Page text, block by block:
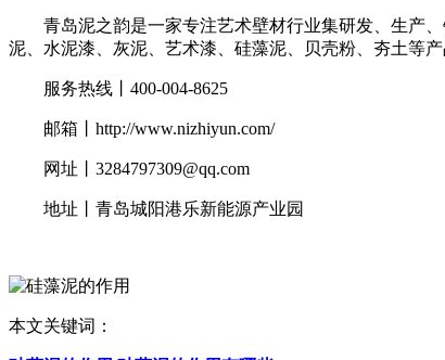
青岛泥之韵是一家专注艺术壁材行业集研发、生产、
泥、水泥漆、灰泥、艺术漆、硅藻泥、贝壳粉、夯土等
服务热线丨400-004-8625
邮箱丨http://www.nizhiyun.com/
网址丨3284797309@qq.com
地址丨青岛城阳港乐新能源产业园
本文关键词：